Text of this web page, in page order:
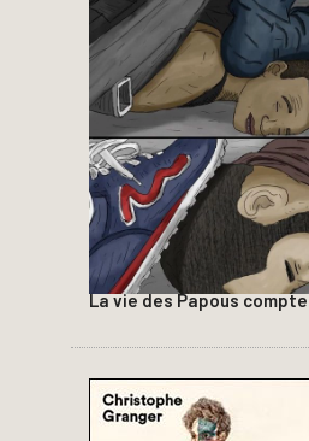
La vie des Papous compte